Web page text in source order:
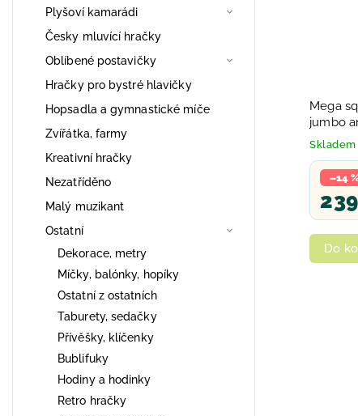
Plyšoví kamarádi
Česky mluvící hračky
Oblíbené postavičky
Hračky pro bystré hlavičky
Hopsadla a gymnastické míče
Zvířátka, farmy
Kreativní hračky
Nezatříděno
Malý muzikant
Ostatní
Dekorace, metry
Míčky, balónky, hopíky
Ostatní z ostatních
Taburety, sedačky
Přívěšky, klíčenky
Bublifuky
Hodiny a hodinky
Retro hračky
Mega
jumbo
barvy
Skladem
–14
Do